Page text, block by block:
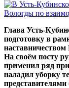
Глава Усть-
подготовку в
На своём посту
применил ряд
наладил уборку
представителями